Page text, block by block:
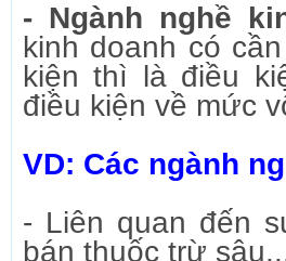
- Ngành nghề
kinh doanh có
kiện thì là điều
điều kiện về mức
VD: Các ngành
- Liên quan đến
bán thuốc trừ